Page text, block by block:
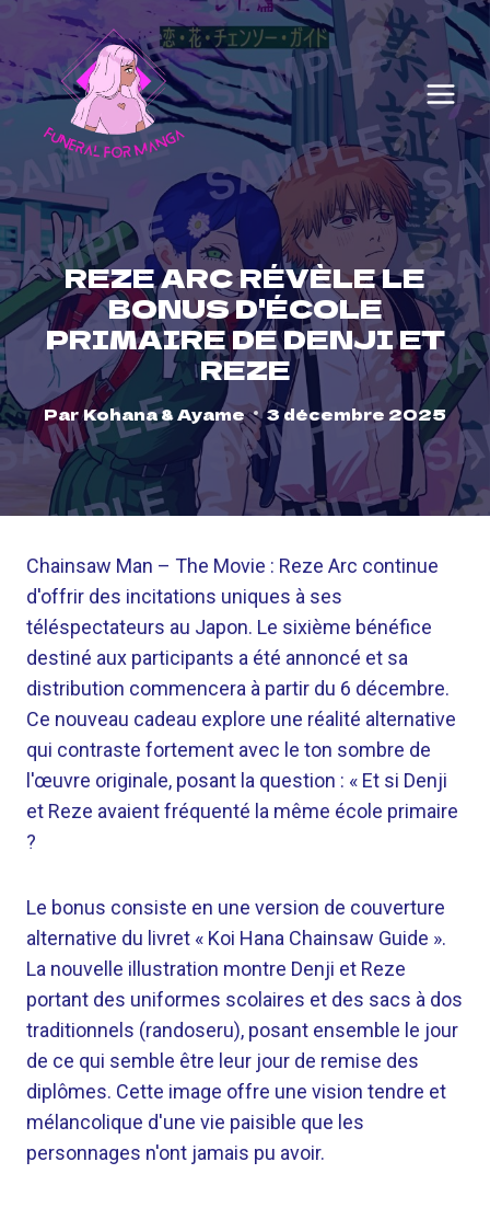
content
REZE ARC RÉVÈLE LE
BONUS D'ÉCOLE
PRIMAIRE DE DENJI ET
REZE
ParKohana & Ayame 3 décembre 2025
Chainsaw Man – The Movie : Reze Arc continue
d'offrir des incitations uniques à ses
téléspectateurs au Japon. Le sixième bénéfice
destiné aux participants a été annoncé et sa
distribution commencera à partir du 6 décembre.
Ce nouveau cadeau explore une réalité alternative
qui contraste fortement avec le ton sombre de
l'œuvre originale, posant la question : « Et si Denji
et Reze avaient fréquenté la même école primaire
?
Le bonus consiste en une version de couverture
alternative du livret « Koi Hana Chainsaw Guide ».
La nouvelle illustration montre Denji et Reze
portant des uniformes scolaires et des sacs à dos
traditionnels (randoseru), posant ensemble le jour
de ce qui semble être leur jour de remise des
diplômes. Cette image offre une vision tendre et
mélancolique d'une vie paisible que les
personnages n'ont jamais pu avoir.